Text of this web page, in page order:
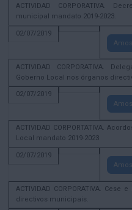
ACTIVIDAD CORPORATIVA.
municipal mandato 2019-2023.
02/07/2019
ACTIVIDAD CORPORATIVA.
Goberno Local nos órganos
02/07/2019
ACTIVIDAD CORPORTATIVA.
Local mandato 2019-2023
02/07/2019
ACTIVIDAD CORPORATIVA.
directivos municipais.